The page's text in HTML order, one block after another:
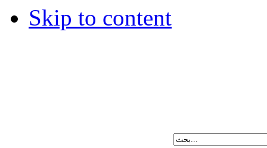
Skip to content